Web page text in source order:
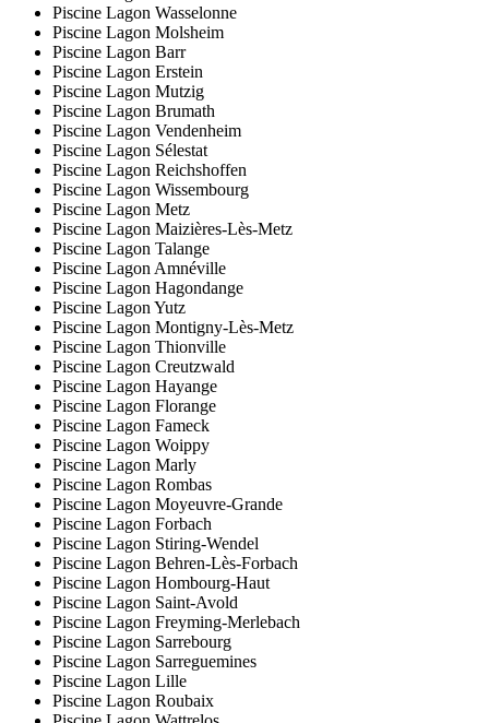
Piscine Lagon Wasselonne
Piscine Lagon Molsheim
Piscine Lagon Barr
Piscine Lagon Erstein
Piscine Lagon Mutzig
Piscine Lagon Brumath
Piscine Lagon Vendenheim
Piscine Lagon Sélestat
Piscine Lagon Reichshoffen
Piscine Lagon Wissembourg
Piscine Lagon Metz
Piscine Lagon Maizières-Lès-Metz
Piscine Lagon Talange
Piscine Lagon Amnéville
Piscine Lagon Hagondange
Piscine Lagon Yutz
Piscine Lagon Montigny-Lès-Metz
Piscine Lagon Thionville
Piscine Lagon Creutzwald
Piscine Lagon Hayange
Piscine Lagon Florange
Piscine Lagon Fameck
Piscine Lagon Woippy
Piscine Lagon Marly
Piscine Lagon Rombas
Piscine Lagon Moyeuvre-Grande
Piscine Lagon Forbach
Piscine Lagon Stiring-Wendel
Piscine Lagon Behren-Lès-Forbach
Piscine Lagon Hombourg-Haut
Piscine Lagon Saint-Avold
Piscine Lagon Freyming-Merlebach
Piscine Lagon Sarrebourg
Piscine Lagon Sarreguemines
Piscine Lagon Lille
Piscine Lagon Roubaix